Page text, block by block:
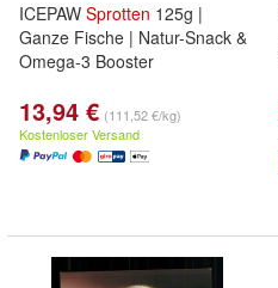
ICEPAW Sprotten 125g |
Ganze Fische | Natur-Snack &
Omega-3 Booster
13,94 € (111,52 €/kg)
Kostenloser Versand